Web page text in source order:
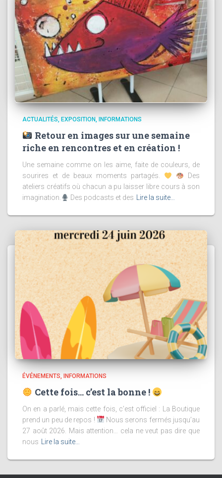
ACTUALITÉS EXPOSITION INFORMATIONS
Retour en images sur une semaine
riche en rencontres et en création !
Une semaine comme on les aime, faite de couleurs, de
sourires et de beaux moments partagés.
Des
ateliers créatifs où chacun a pu laisser libre cours à son
imagination.
Des podcasts et des Lire la suite…
ÉVÉNEMENTS INFORMATIONS
Cette fois… c’est la bonne !
On en a parlé, mais cette fois, c’est officiel : La Boutique
prend un peu de repos !
Nous serons fermés jusqu’au
27 août 2026. Mais attention… cela ne veut pas dire que
nous
Lire la suite…